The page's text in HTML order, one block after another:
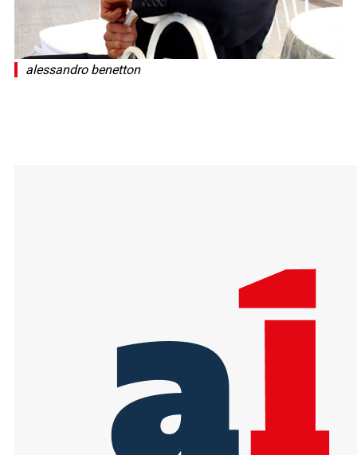
alessandro benetton